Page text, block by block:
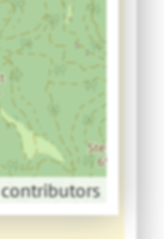
contributors